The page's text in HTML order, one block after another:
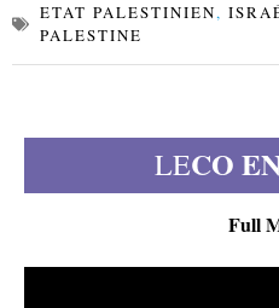
ETAT PALESTINIEN,
PALESTINE
LECO
Full